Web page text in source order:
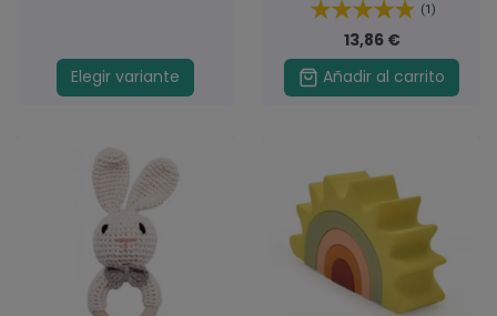
Elegir variante
(1)
13,86 €
Añadir al carrito